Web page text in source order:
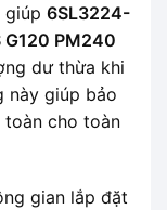
giúp 6SL3224-
PM240
dư thừa khi
này giúp bảo
toàn cho toàn
gian lắp đặt